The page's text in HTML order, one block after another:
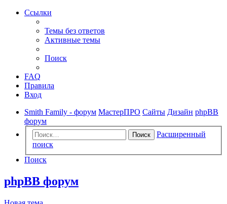
Ссылки
Темы без ответов
Активные темы
Поиск
FAQ
Правила
Вход
Smith Family - форум МастерПРО Сайты Дизайн phpBB
форум
Поиск
Расширенный
поиск
Поиск
phpBB форум